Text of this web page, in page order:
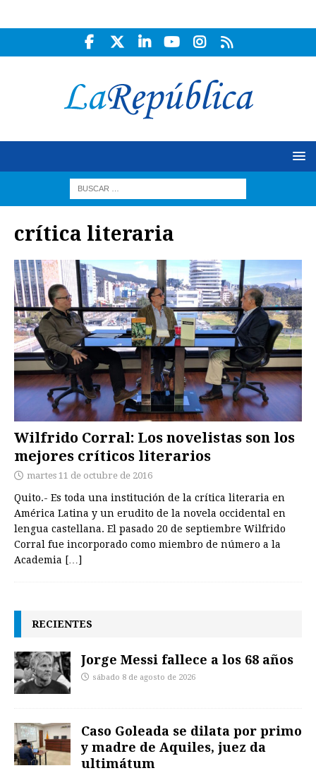
crítica literaria
Wilfrido Corral: Los novelistas son los
mejores críticos literarios
martes 11 de octubre de 2016
Quito.- Es toda una institución de la crítica literaria en
América Latina y un erudito de la novela occidental en
lengua castellana. El pasado 20 de septiembre Wilfrido
Corral fue incorporado como miembro de número a la
Academia […]
RECIENTES
Jorge Messi fallece a los 68 años
sábado 8 de agosto de 2026
Caso Goleada se dilata por primo
y madre de Aquiles, juez da
ultimátum